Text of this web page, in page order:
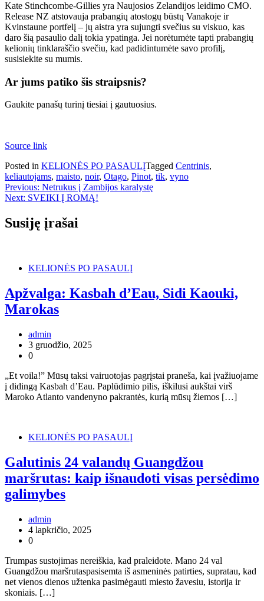
Kate Stinchcombe-Gillies yra Naujosios Zelandijos leidimo CMO.
Release NZ atstovauja prabangių atostogų būstų Vanakoje ir
Kvinstaune portfelį – jų aistra yra sujungti svečius su viskuo, kas
daro šią pasaulio dalį tokia ypatinga. Jei norėtumėte tapti prabangių
kelionių tinklaraščio svečiu, kad padidintumėte savo profilį,
susisiekite su mumis.
Ar jums patiko šis straipsnis?
Gaukite panašų turinį tiesiai į gautuosius.
Source link
Posted in KELIONĖS PO PASAULĮTagged Centrinis,
keliautojams, maisto, noir, Otago, Pinot, tik, vyno
Navigacija
tarp
įrašų
Previous: Netrukus į Zambijos karalystę
Next: SVEIKI Į ROMĄ!
Susiję įrašai
KELIONĖS PO PASAULĮ
Apžvalga: Kasbah d’Eau, Sidi Kaouki,
Marokas
admin
3 gruodžio, 2025
0
„Et voila!” Mūsų taksi vairuotojas pagrįstai praneša, kai įvažiuojame
į didingą Kasbah d’Eau. Paplūdimio pilis, iškilusi aukštai virš
Maroko Atlanto vandenyno pakrantės, kurią mūsų žiemos […]
KELIONĖS PO PASAULĮ
Galutinis 24 valandų Guangdžou
maršrutas: kaip išnaudoti visas persėdimo
galimybes
admin
4 lapkričio, 2025
0
Trumpas sustojimas nereiškia, kad praleidote. Mano 24 val
Guangdžou maršrutaspasisemta iš asmeninės patirties, supratau, kad
net vienos dienos užtenka pasimėgauti miesto žavesiu, istorija ir
skoniais. […]